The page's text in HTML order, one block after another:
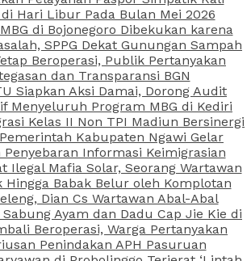
Hari Libur Pada Bulan Mei 2026
di Bojonegoro Dibekukan karena
SPPG Dekat Gunungan Sampah
Beroperasi, Publik Pertanyakan
dan Transparansi BGN
Siapkan Aksi Damai, Dorong Audit
Menyeluruh Program MBG di Kediri
Kelas II Non TPI Madiun Bersinergi
Kabupaten Ngawi Gelar
Penyebaran Informasi Keimigrasian
Ilegal Mafia Solar, Seorang Wartawan
Hingga Babak Belur oleh Komplotan
Dian Cs Wartawan Abal-Abal
Ayam dan Dadu Cap Jie Kie di
Beroperasi, Warga Pertanyakan
Penindakan APH Pasuruan